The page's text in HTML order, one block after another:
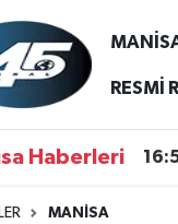
RESMİ
Haberleri
MANİSA